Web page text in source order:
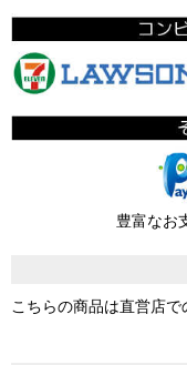
豊富なお
こちらの商品は直営店